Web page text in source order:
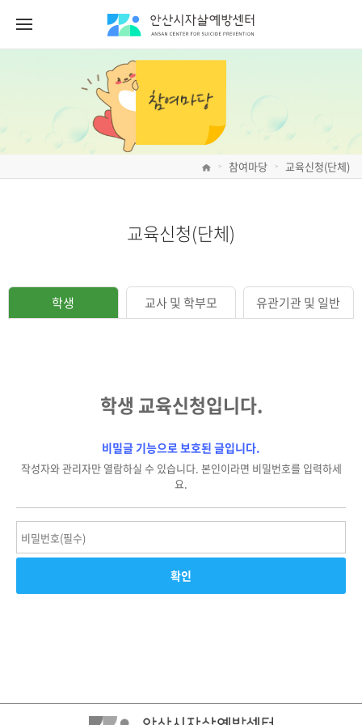
> 참여마당 > 교육신청(단체)
교육신청(단체)
학생 교사 및 학부모 유관기관 및 일반
학생 교육신청입니다.
비밀글 기능으로 보호된 글입니다.
작성자와 관리자만 열람하실 수 있습니다. 본인이라면 비밀번호를 입력하세
요.